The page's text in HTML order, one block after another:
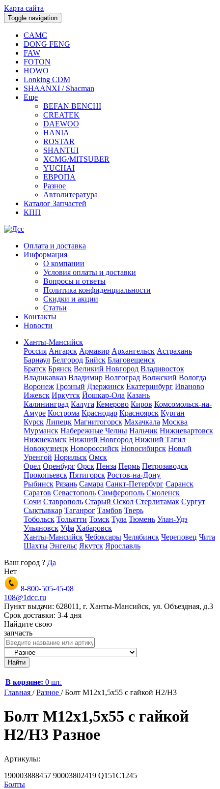
Карта сайта
Toggle navigation
CAMC
DONG FENG
FAW
FOTON
HOWO
Lonking CDM
SHAANXI / Shacman
Еще
BEFAN BENCHI
CREATEK
DAEWOO
HANIA
ROSTAR
SHANTUI
XCMG/MITSUBER
YUCHAI
ЕВРОПА
Разное
Aвтолитература
Каталог Запчастей
КПП
Оплата и доставка
Информация
О компании
Условия оплаты и доставки
Вопросы и ответы
Политика конфиденциальности
Скидки и акции
Статьи
Контакты
Новости
Ханты-Мансийск
Россия Ангарск Армавир Архангельск Астрахань
Барнаул Белгород Бийск Благовещенск
Братск Брянск Великий Новгород Владивосток
Владикавказ Владимир Волгоград Волжский Вологда
Воронеж Грозный Дзержинск Екатеринбург Иваново
Ижевск Иркутск Йошкар-Ола Казань
Калининград Калуга Кемерово Киров Комсомольск-на-
Амуре Кострома Краснодар Красноярск Курган
Курск Липецк Магнитогорск Махачкала Москва
Мурманск Набережные Челны Нальчик Нижневартовск
Нижнекамск Нижний Новгород Нижний Тагил
Новокузнецк Новороссийск Новосибирск Новый
Уренгой Норильск Омск
Орел Оренбург Орск Пенза Пермь Петрозаводск
Прокопьевск Пятигорск Ростов-на-Дону
Рыбинск Рязань Самара Санкт-Петербург Саранск
Саратов Севастополь Симферополь Смоленск
Сочи Ставрополь Старый Оскол Стерлитамак Сургут
Сыктывкар Таганрог Тамбов Тверь
Тобольск Тольятти Томск Тула Тюмень Улан-Удэ
Ульяновск Уфа Хабаровск
Ханты-Мансийск Чебоксары Челябинск Череповец Чита
Шахты Энгельс Якутск Ярославль
Ваш город ? Да
Нет
8-800-505-45-08
108@1dcc.ru
Пункт выдачи: 628011, г. Ханты-Мансийск, ул. Объездная, д.3
Срок доставки: 3-4 дня
Найдите свою
запчасть
В корзине: 0 шт.
Главная /Разное /Болт M12х1,5х55 с гайкой H2/H3
Болт M12х1,5х55 с гайкой
H2/H3 Разное
Артикулы:
190003888457 90003802419 Q151С1245
Болты